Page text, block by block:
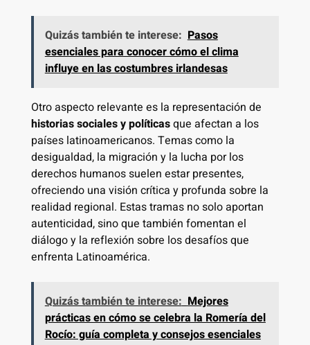
Quizás también te interese: Pasos
esenciales para conocer cómo el clima
influye en las costumbres irlandesas
Otro aspecto relevante es la representación de
historias sociales y políticasque afectan a los
países latinoamericanos. Temas como la
desigualdad, la migración y la lucha por los
derechos humanos suelen estar presentes,
ofreciendo una visión crítica y profunda sobre la
realidad regional. Estas tramas no solo aportan
autenticidad, sino que también fomentan el
diálogo y la reflexión sobre los desafíos que
enfrenta Latinoamérica.
Quizás también te interese: Mejores
prácticas en cómo se celebra la Romería del
Rocío: guía completa y consejos esenciales